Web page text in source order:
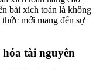
bài xích toán là không
mới mang đến sự
hóa tài nguyên